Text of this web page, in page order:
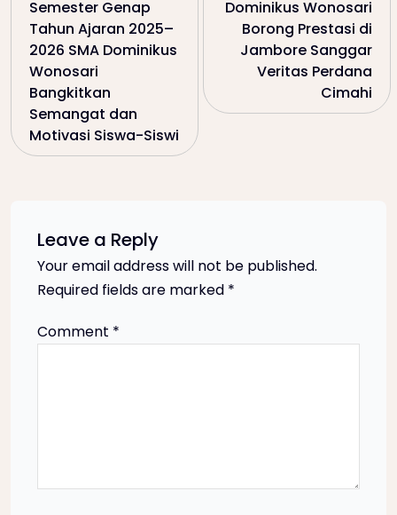
a
Semester Genap
Tahun Ajaran 2025–
2026 SMA Dominikus
Wonosari
Bangkitkan
Semangat dan
Motivasi Siswa-Siswi
Dominikus Wonosari
Borong Prestasi di
Jambore Sanggar
Veritas Perdana
Cimahi
Leave a Reply
Your email address will not be published.
Required fields are marked *
Comment *